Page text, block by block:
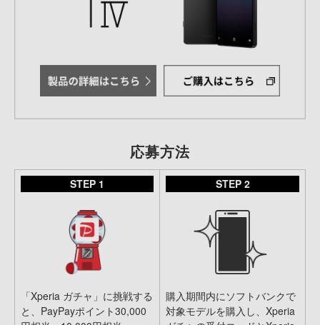
応募方法
STEP 1
「Xperia ガチャ」に挑戦する
と、PayPayポイント30,000
STEP 2
購入期間内にソフトバンクで
対象モデルを購入し、Xperia